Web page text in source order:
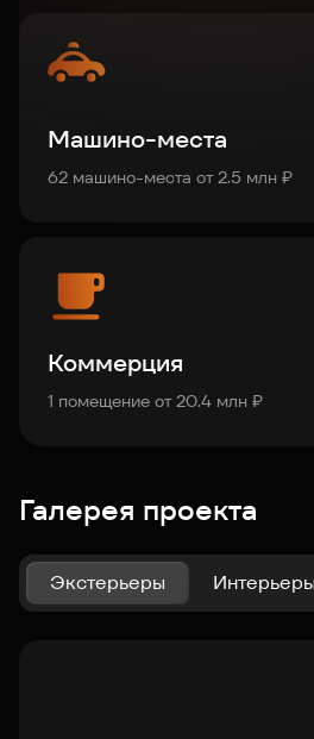
Галерея проекта
Экстерьеры Интерьеры
Машино-места
62 машино-места от 2.5 млн ₽
Коммерция
1 помещение от 20.4 млн ₽